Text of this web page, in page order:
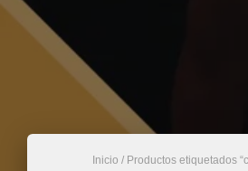
Inicio / Productos etiquetados